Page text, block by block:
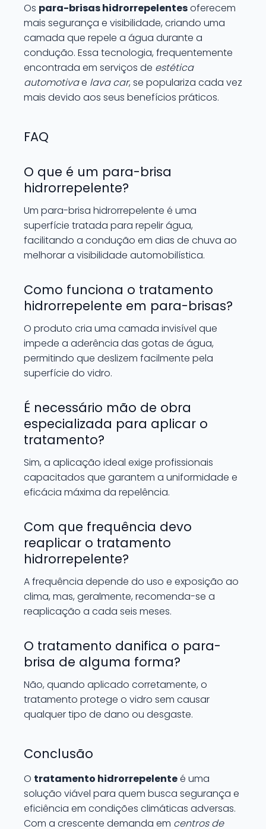
Os para-brisas hidrorrepelentesoferecem
mais segurança e visibilidade, criando uma
camada que repele a água durante a
condução. Essa tecnologia, frequentemente
encontrada em serviços de estética
automotivae lava car, se populariza cada vez
mais devido aos seus benefícios práticos.
FAQ
O que é um para-brisa
hidrorrepelente?
Um para-brisa hidrorrepelente é uma
superfície tratada para repelir água,
facilitando a condução em dias de chuva ao
melhorar a visibilidade automobilística.
Como funciona o tratamento
hidrorrepelente em para-brisas?
O produto cria uma camada invisível que
impede a aderência das gotas de água,
permitindo que deslizem facilmente pela
superfície do vidro.
É necessário mão de obra
especializada para aplicar o
tratamento?
Sim, a aplicação ideal exige profissionais
capacitados que garantem a uniformidade e
eficácia máxima da repelência.
Com que frequência devo
reaplicar o tratamento
hidrorrepelente?
A frequência depende do uso e exposição ao
clima, mas, geralmente, recomenda-se a
reaplicação a cada seis meses.
O tratamento danifica o para-
brisa de alguma forma?
Não, quando aplicado corretamente, o
tratamento protege o vidro sem causar
qualquer tipo de dano ou desgaste.
Conclusão
O tratamento hidrorrepelenteé uma
solução viável para quem busca segurança e
eficiência em condições climáticas adversas.
Com a crescente demanda em centros de